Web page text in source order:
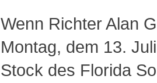
Wenn Richter Alan
Montag, dem 13.
Stock des Florida